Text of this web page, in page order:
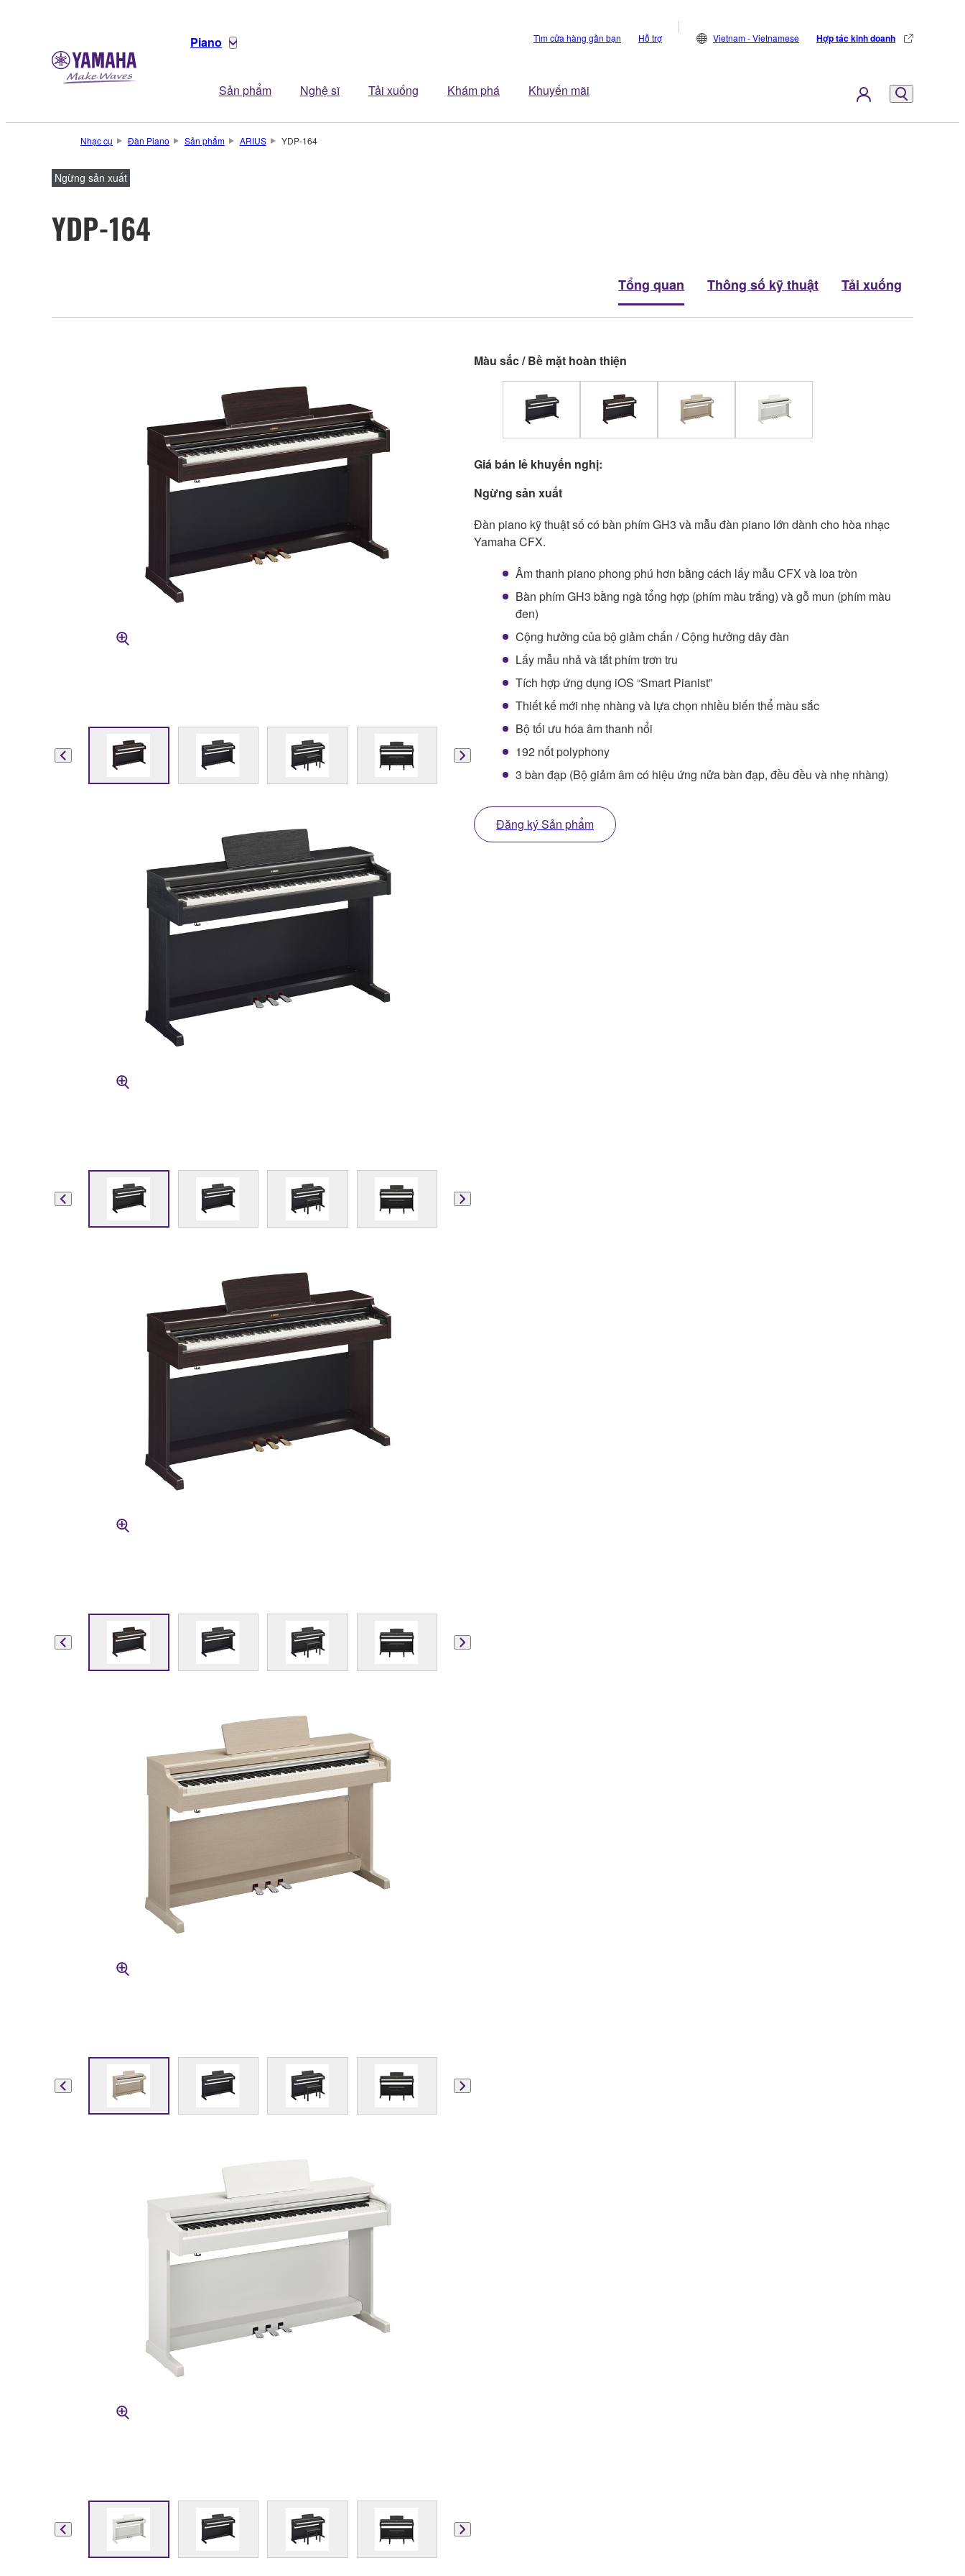
Piano
Sản phẩm Nghệ sĩ Tải xuống Khám phá Khuyến mãi
Tìm cửa hàng gần bạn Hỗ trợ Vietnam - Vietnamese Hợp tác kinh doanh
Nhạc cụ Đàn Piano Sản phẩm ARIUS YDP-164
Ngừng sản xuất
YDP-164
Tổng quan Thông số kỹ thuật Tải xuống
Màu sắc / Bề mặt hoàn thiện
Giá bán lẻ khuyến nghị:
Ngừng sản xuất
Đàn piano kỹ thuật số có bàn phím GH3 và mẫu đàn piano lớn dành cho hòa nhạc
Yamaha CFX.
Âm thanh piano phong phú hơn bằng cách lấy mẫu CFX và loa tròn
Bàn phím GH3 bằng ngà tổng hợp (phím màu trắng) và gỗ mun (phím màu
đen)
Cộng hưởng của bộ giảm chấn / Cộng hưởng dây đàn
Lấy mẫu nhả và tắt phím trơn tru
Tích hợp ứng dụng iOS “Smart Pianist”
Thiết kế mới nhẹ nhàng và lựa chọn nhiều biến thể màu sắc
Bộ tối ưu hóa âm thanh nổi
192 nốt polyphony
3 bàn đạp (Bộ giảm âm có hiệu ứng nửa bàn đạp, đều đều và nhẹ nhàng)
Đăng ký Sản phẩm